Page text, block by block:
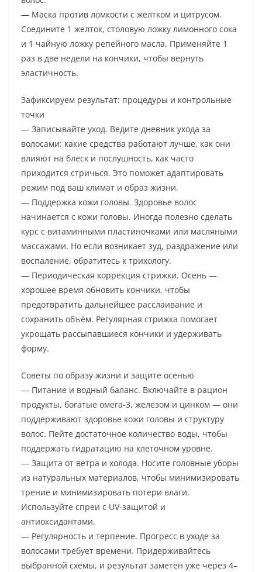
— Маска против ломкости с желтком и цитрусом.
Соедините 1 желток, столовую ложку лимонного сока
и 1 чайную ложку репейного масла. Применяйте 1
раз в две недели на кончики, чтобы вернуть
эластичность.
Зафиксируем результат: процедуры и контрольные
точки
— Записывайте уход. Ведите дневник ухода за
волосами: какие средства работают лучше, как они
влияют на блеск и послушность, как часто
приходится стричься. Это поможет адаптировать
режим под ваш климат и образ жизни.
— Поддержка кожи головы. Здоровье волос
начинается с кожи головы. Иногда полезно сделать
курс с витаминными пластиночками или масляными
массажами. Но если возникает зуд, раздражение или
воспаление, обратитесь к трихологу.
— Периодическая коррекция стрижки. Осень —
хорошее время обновить кончики, чтобы
предотвратить дальнейшее расслаивание и
сохранить объём. Регулярная стрижка помогает
укрощать рассыпавшиеся кончики и удерживать
форму.
Советы по образу жизни и защите осенью
— Питание и водный баланс. Включайте в рацион
продукты, богатые омега-3, железом и цинком — они
поддерживают здоровье кожи головы и структуру
волос. Пейте достаточное количество воды, чтобы
поддержать гидратацию на клеточном уровне.
— Защита от ветра и холода. Носите головные уборы
из натуральных материалов, чтобы минимизировать
трение и минимизировать потери влаги.
Используйте спреи с UV-защитой и
антиоксидантами.
— Регулярность и терпение. Прогресс в уходе за
волосами требует времени. Придерживайтесь
выбранной схемы, и результат заметен уже через 4–